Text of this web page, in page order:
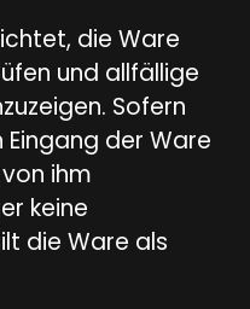
die Ware
und allfällige
Sofern
der Ware
ihm
keine
die Ware als